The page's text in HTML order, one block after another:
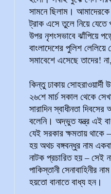
সামনে ছিলাম।
ট্রাক এসে তুলে নিয়ে যেতে
উপর নৃশংসভাবে ঝাঁপিয়ে
বাংলাদেশের পুলিশ লেলিয়ে
সমাবেশে এসেছে তাদের!
কিন্তু ঢাকায়
২৬শে মার্চ সকাল থেকে
সারাদিন স্বাধীনতা
বলেনি। অদ্ভুত যন্ত্র এই
যেই সরকার ক্ষমতায় থাকে
হয় অথচ বঙ্গবন্ধুর নাম
নাটক প্রচারিত হয় – সেই
পাকিস্তানী সেনাবাহিনীর
হয়তো বানাতে বাধ্য হন।